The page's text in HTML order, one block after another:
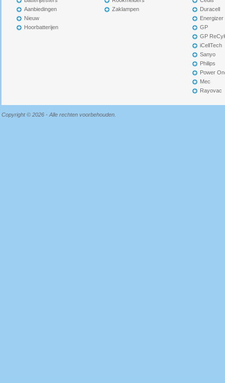
Aanbiedingen
Nieuw
Hoorbatterijen
Zaklampen
Duracell
Energizer
GP
GP
iCellTech
Sanyo
Philips
Power
Mec
Rayovac
Copyright © 2026 - Alle rechten voorbehouden.